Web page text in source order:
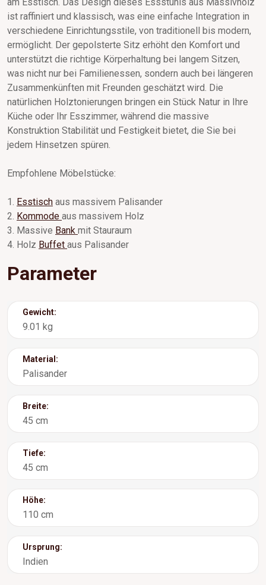
ist raffiniert und klassisch, was eine einfache Integration in
verschiedene Einrichtungsstile, von traditionell bis modern,
ermöglicht. Der gepolsterte Sitz erhöht den Komfort und
unterstützt die richtige Körperhaltung bei langem Sitzen,
was nicht nur bei Familienessen, sondern auch bei längeren
Zusammenkünften mit Freunden geschätzt wird. Die
natürlichen Holztonierungen bringen ein Stück Natur in Ihre
Küche oder Ihr Esszimmer, während die massive
Konstruktion Stabilität und Festigkeit bietet, die Sie bei
jedem Hinsetzen spüren.
Empfohlene Möbelstücke:
1. Esstisch aus massivem Palisander
2. Kommode aus massivem Holz
3. Massive Bank mit Stauraum
4. Holz Buffet aus Palisander
Parameter
Gewicht:
9.01 kg
Material:
Palisander
Breite:
45 cm
Tiefe:
45 cm
Höhe:
110 cm
Ursprung:
Indien